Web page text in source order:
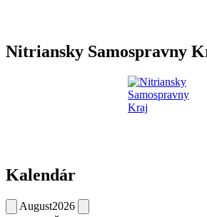
Nitriansky Samospravny
Kalendár
August2026